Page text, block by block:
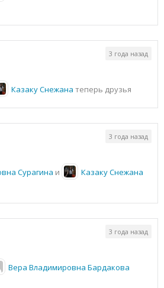
Казаку Снежана теперь друзья
3 года назад
Сурагина и
Казаку Снежана
3 года назад
Вера Владимировна Бардакова
3 года назад